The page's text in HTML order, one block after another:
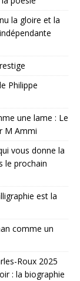
la gloire et la
Philippe
une lame : Le
M Ammi
vous donne la
le prochain
est la
comme un
Roux 2025
: la biographie